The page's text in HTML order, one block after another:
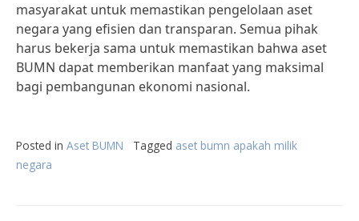
masyarakat untuk memastikan pengelolaan aset
negara yang efisien dan transparan. Semua pihak
harus bekerja sama untuk memastikan bahwa aset
BUMN dapat memberikan manfaat yang maksimal
bagi pembangunan ekonomi nasional.
Posted in Aset BUMN Tagged aset bumn apakah milik
negara